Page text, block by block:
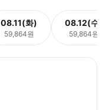
08.11(화)
59,864원
08.12(수)
59,864원